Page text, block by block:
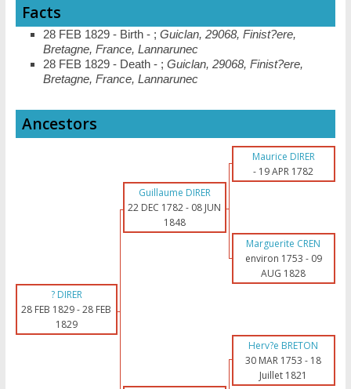
Facts
28 FEB 1829 - Birth - ; Guiclan, 29068, Finist?ere,
Bretagne, France, Lannarunec
28 FEB 1829 - Death - ; Guiclan, 29068, Finist?ere,
Bretagne, France, Lannarunec
Ancestors
Maurice DIRER
- 19 APR 1782
Guillaume DIRER
22 DEC 1782- 08 JUN
1848
Marguerite CREN
environ 1753 - 09
AUG 1828
? DIRER
28 FEB 1829-28 FEB
1829
Herv?e BRETON
30 MAR 1753 - 18
Juillet 1821